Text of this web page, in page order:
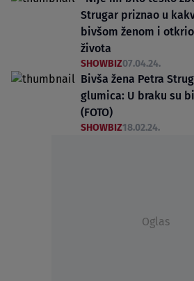
Strugar priznao u
bivšom ženom i
života
SHOWBIZ07.04.24.
Bivša žena Petra
glumica: U braku su
(FOTO)
SHOWBIZ18.02.24.
Oglas